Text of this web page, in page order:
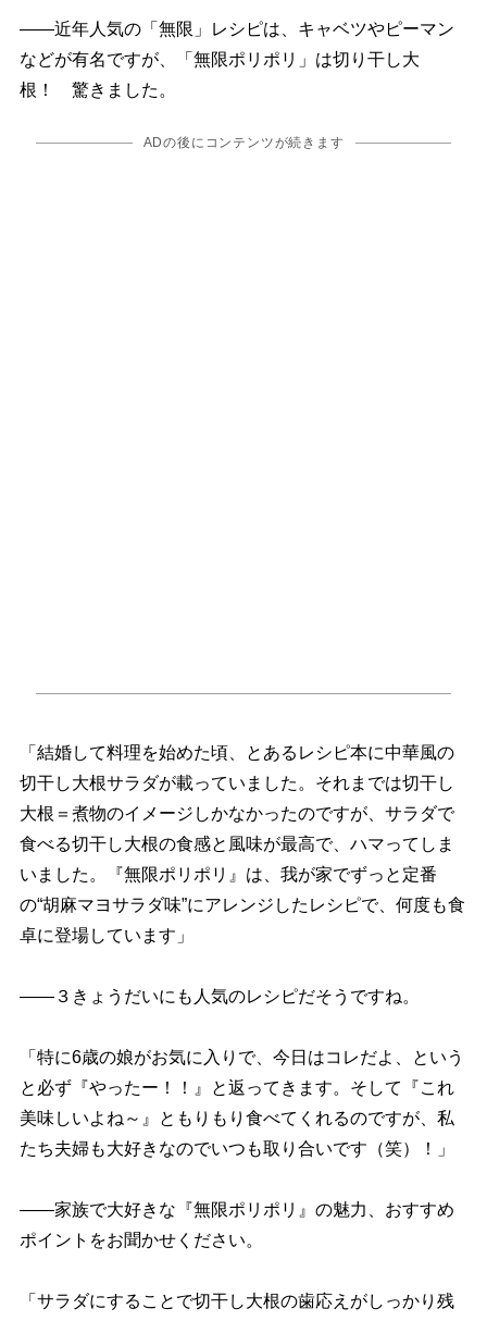
――近年人気の「無限」レシピは、キャベツやピーマン
などが有名ですが、「無限ポリポリ」は切り干し大
根！ 驚きました。
ADの後にコンテンツが続きます
「結婚して料理を始めた頃、とあるレシピ本に中華風の
切干し大根サラダが載っていました。それまでは切干し
大根＝煮物のイメージしかなかったのですが、サラダで
食べる切干し大根の食感と風味が最高で、ハマってしま
いました。『無限ポリポリ』は、我が家でずっと定番
の“胡麻マヨサラダ味”にアレンジしたレシピで、何度も食
卓に登場しています」
――３きょうだいにも人気のレシピだそうですね。
「特に6歳の娘がお気に入りで、今日はコレだよ、という
と必ず『やったー！！』と返ってきます。そして『これ
美味しいよね～』ともりもり食べてくれるのですが、私
たち夫婦も大好きなのでいつも取り合いです（笑）！」
――家族で大好きな『無限ポリポリ』の魅力、おすすめ
ポイントをお聞かせください。
「サラダにすることで切干し大根の歯応えがしっかり残